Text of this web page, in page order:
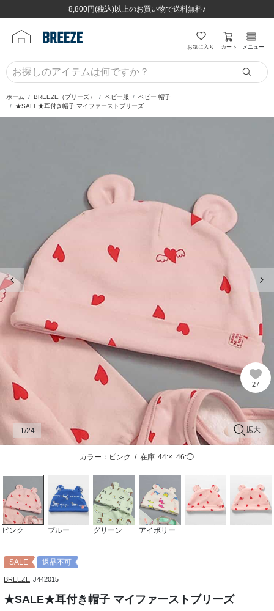
8,800円(税込)以上のお買い物で送料無料♪
ほぼ全品半額！！8/12(水)お昼12:59まで！！
8,800円(税込)以上のお買い物で送料無料♪
ほぼ全品半額！！8/12(水)お昼12:59まで！！
お気に入り カート メニュー
ホーム BREEZE（ブリーズ） ベビー服
ベビー 帽子
★SALE★耳付き帽子 マイファーストブリーズ
前の画像
27
拡大
1 /24
カラー：ピンク / 在庫 44:× 46:◯
ピンク ブルー グリーン アイボリー
SALE 返品不可
BREEZE J442015
★SALE★耳付き帽子 マイファーストブリーズ